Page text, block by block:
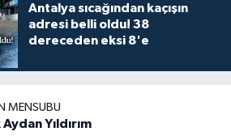
Antalya sıcağından kaçışın
adresi belli oldu! 38
dereceden eksi 8'e
MENSUBU
Aydan Yıldırım